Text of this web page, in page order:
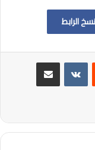
نسخ الرابط
مشاركة عبر البريد